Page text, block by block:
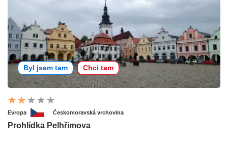
Byl jsem tam Chci tam
Evropa Českomoravská vrchovina
Prohlídka Pelhřimova